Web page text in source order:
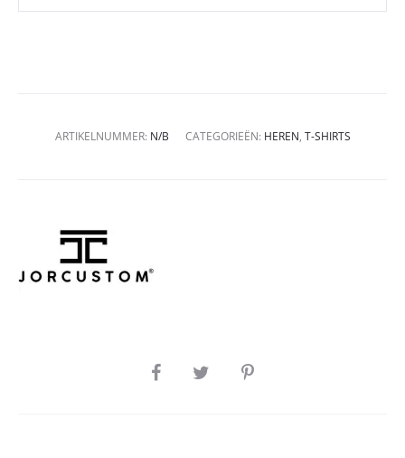
ARTIKELNUMMER: N/B CATEGORIEËN: HEREN, T-SHIRTS
SHARE